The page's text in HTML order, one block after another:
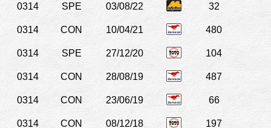
0314 SPE 03/08/22 32
0314 CON 10/04/21 480
0314 SPE 27/12/20 104
0314 CON 28/08/19 487
0314 CON 23/06/19 66
0314 CON 08/12/18 197